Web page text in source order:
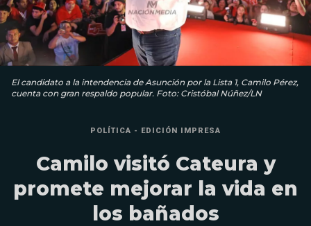
El candidato a la intendencia de Asunción por la Lista 1, Camilo Pérez,
cuenta con gran respaldo popular. Foto: Cristóbal Núñez/LN
POLÍTICA - EDICIÓN IMPRESA
Camilo visitó Cateura y
promete mejorar la vida en
los bañados